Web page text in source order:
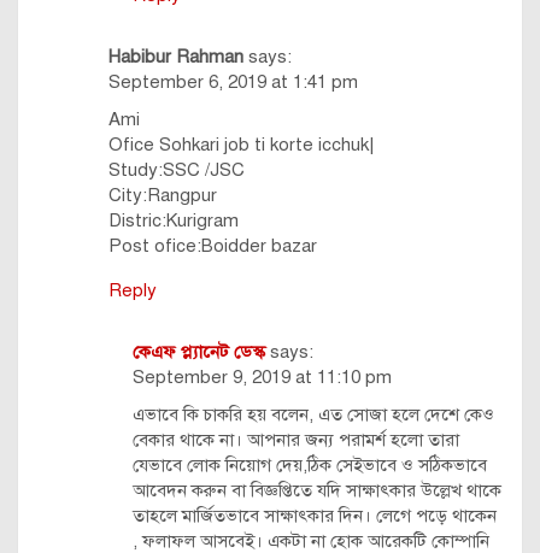
Habibur Rahman says:
September 6, 2019 at 1:41 pm
Ami
Ofice Sohkari job ti korte icchuk|
Study:SSC /JSC
City:Rangpur
Distric:Kurigram
Post ofice:Boidder bazar
Reply
কেএফ প্ল্যানেট ডেস্ক says:
September 9, 2019 at 11:10 pm
এভাবে কি চাকরি হয় বলেন, এত সোজা হলে দেশে কেও
বেকার থাকে না। আপনার জন্য পরামর্শ হলো তারা
যেভাবে লোক নিয়োগ দেয়,ঠিক সেইভাবে ও সঠিকভাবে
আবেদন করুন বা বিজ্ঞপ্তিতে যদি সাক্ষাৎকার উল্লেখ থাকে
তাহলে মার্জিতভাবে সাক্ষাৎকার দিন। লেগে পড়ে থাকেন
, ফলাফল আসবেই। একটা না হোক আরেকটি কোম্পানি